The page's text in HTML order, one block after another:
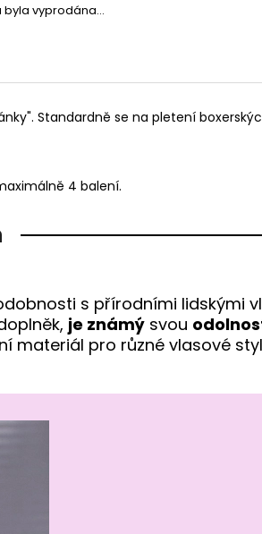
byla vyprodána…
Standardně se na pletení
4 balení.
s přírodními lidskými
je známý svou
materiál pro různé vlasové